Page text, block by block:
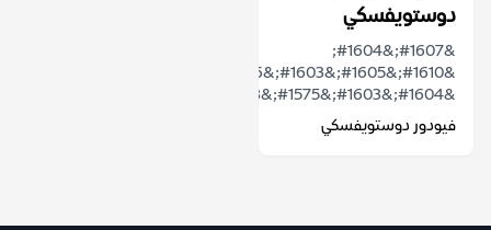
دوستويفسكي
&#1607;&#1604;
&#1604;&#1603;&#1575;&#1578;&#1576;...
فيودور دوستويفسكي